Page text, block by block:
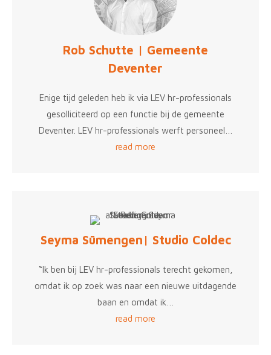
Rob Schutte | Gemeente
Deventer
Enige tijd geleden heb ik via LEV hr-professionals
gesolliciteerd op een functie bij de gemeente
Deventer. LEV hr-professionals werft personeel…
read more
Seyma Sümengen| Studio Coldec
“Ik ben bij LEV hr-professionals terecht gekomen,
omdat ik op zoek was naar een nieuwe uitdagende
baan en omdat ik…
read more